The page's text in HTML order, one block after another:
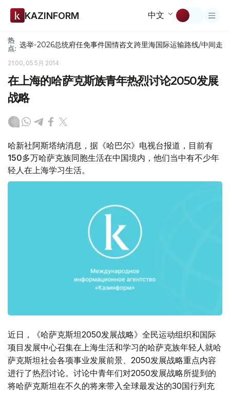
KAZINFORM 中文
热
点: 选举-2026总统府任免事件国情咨文跨里海国际运输路线/中间走廊
21:00, 05 5月 2014
在上海的哈萨克斯族青年热烈讨论2050发展
战略
哈新社阿斯塔纳消息，据《哈巴尔》电视台报道，目前有
150多万哈萨克族同胞生活在中国境内，他们当中有不少年
轻人在上海学习生活。
近日，《哈萨克斯坦2050发展战略》全民运动组织和国际
项目发展中心召集在上海生活和学习的哈萨克族年轻人就哈
萨克斯坦社会各项事业发展前景、2050发展战略重点内容
进行了热烈讨论。讨论中青年们对2050发展战略所提到的
将哈萨克斯坦在不久的将来带入全球最发达的30国行列充